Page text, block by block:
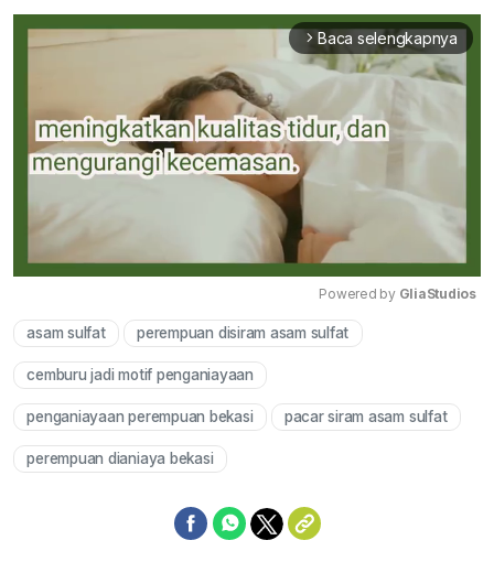
arrow_forward_ios Baca selengkapnya
Powered by GliaStudios
asam sulfat perempuan disiram asam sulfat
cemburu jadi motif penganiayaan
penganiayaan perempuan bekasi pacar siram asam sulfat
perempuan dianiaya bekasi